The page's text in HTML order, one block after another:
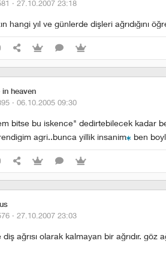
· 27.10.2007 23:18
hangi yıl ve günlerde dişleri ağrıdığını
in heaven
· 06.10.2005 09:30
bitse bu iskence" dedirtebilecek kadar
agri..bunca yillik insanim
ben
· 27.10.2007 23:03
ağrısı olarak kalmayan bir ağrıdır. göz